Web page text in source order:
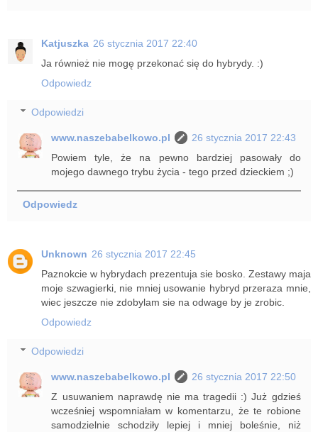
Katjuszka 26 stycznia 2017 22:40
Ja również nie mogę przekonać się do hybrydy. :)
Odpowiedz
Odpowiedzi
www.naszebabelkowo.pl
26 stycznia 2017 22:43
Powiem tyle, że na pewno bardziej pasowały do
mojego dawnego trybu życia - tego przed dzieckiem ;)
Odpowiedz
Unknown 26 stycznia 2017 22:45
Paznokcie w hybrydach prezentuja sie bosko. Zestawy maja
moje szwagierki, nie mniej usowanie hybryd przeraza mnie,
wiec jeszcze nie zdobylam sie na odwage by je zrobic.
Odpowiedz
Odpowiedzi
www.naszebabelkowo.pl
26 stycznia 2017 22:50
Z usuwaniem naprawdę nie ma tragedii :) Już gdzieś
wcześniej wspomniałam w komentarzu, że te robione
samodzielnie schodziły lepiej i mniej boleśnie, niż